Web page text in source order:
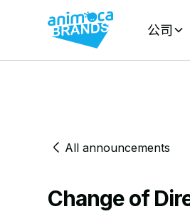
公司
All announcements
Change of